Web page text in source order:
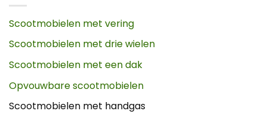
Scootmobielen met vering
Scootmobielen met drie wielen
Scootmobielen met een dak
Opvouwbare scootmobielen
Scootmobielen met handgas